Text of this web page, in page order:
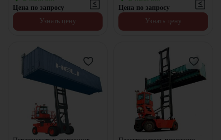
Цена по запросу
Узнать цену
Цена по запросу
Узнать цену